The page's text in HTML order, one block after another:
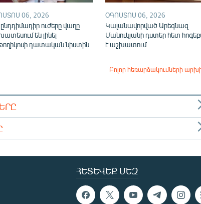
06, 2026
ուժերը վաղը
են լինել
դատական նիստին
ՕԳՈՍՏՈՍ 06, 2026
Կալանավորված Արեգնազ
Մանուկյանի դստեր հետ
է աշխատում
Բոլոր հեռարձակումների
ՀԵՏԵՎԵՔ ՄԵԶ